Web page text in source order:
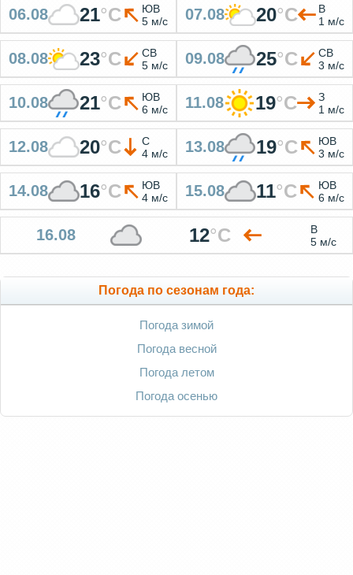
06.08 21°C
ЮВ
5 м/с
07.08 20°C
В
1 м/с
08.08 23°C
СВ
5 м/с
09.08 25°C
СВ
3 м/с
10.08 21°C
ЮВ
6 м/с
11.08 19°C
З
1 м/с
12.08 20°C
С
4 м/с
13.08 19°C
ЮВ
3 м/с
14.08 16°C
ЮВ
4 м/с
15.08 11°C
ЮВ
6 м/с
16.08 12°C
В
5 м/с
Погода по сезонам года:
Погода зимой
Погода весной
Погода летом
Погода осенью